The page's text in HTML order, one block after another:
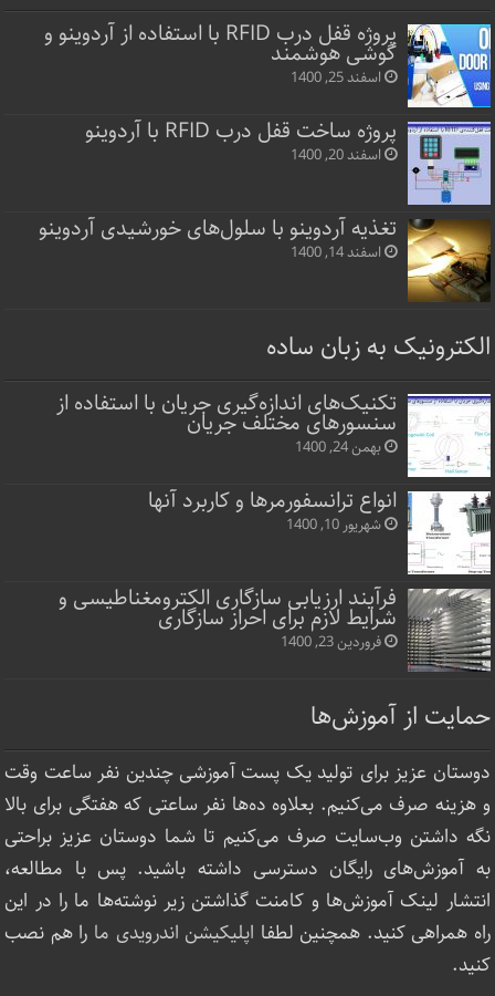
پروژه قفل‌ درب RFID با استفاده از آردوینو و
گوشی هوشمند
اسفند 25, 1400
پروژه ساخت قفل‌ درب RFID با آردوینو
اسفند 20, 1400
تغذیه آردوینو با سلول‌های خورشیدی آردوینو
اسفند 14, 1400
الکترونیک به زبان ساده
تکنیک‌های اندازه‌گیری جریان با استفاده از
سنسورهای مختلف جریان
بهمن 24, 1400
انواع ترانسفورمرها و کاربرد آنها
شهریور 10, 1400
فرآیند ارزیابی سازگاری الکترومغناطیسی و
شرایط لازم برای احراز سازگاری
فروردین 23, 1400
حمایت از آموزش‌ها
دوستان عزیز برای تولید یک پست آموزشی چندین نفر ساعت‌ وقت
و هزینه صرف می‌کنیم. بعلاوه ده‌ها نفر ساعتی که هفتگی برای بالا
نگه داشتن وب‌سایت صرف ‌می‌کنیم تا شما دوستان عزیز براحتی
به آموزش‌های رایگان دسترسی داشته باشید. پس با مطالعه،
انتشار لینک‌ آموزش‌ها و کامنت گذاشتن زیر نوشته‌‌ها ما را در این
راه همراهی کنید. همچنین لطفا اپلیکیشن اندرویدی ما را هم نصب
کنید.